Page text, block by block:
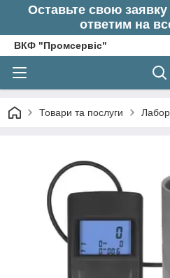
Оставьте свою
ответим на
ВКФ "Промсервіс"
Товари та послуги